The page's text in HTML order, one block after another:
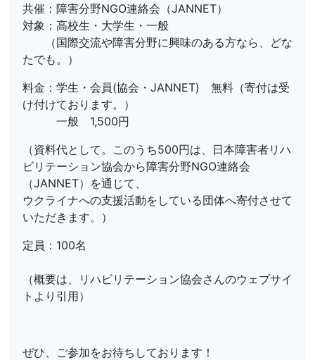
共催：障害分野NGO連絡会（JANNET）
対象：高校生・大学生・一般
（国際交流や障害分野に興味のある方なら、どな
たでも。）
料金：学生・会員(協会・JANNET) 無料（寄付は受
け付けております。）
一般 1,500円
（資料代として。このうち500円は、日本障害者リハ
ビリテーション協会から障害分野NGO連絡会
（JANNET）を通じて、
ウクライナへの支援活動をしている団体へ寄付させて
いただきます。）
定員：100名
（概要は、リハビリテーション協会さんのウェブサイ
トより引用）
ぜひ、ご参加をお待ちしております！